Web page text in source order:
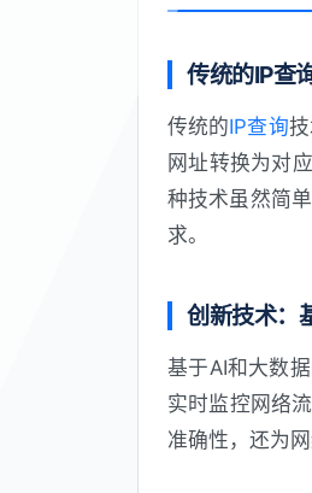
传统的IP查
传统的IP查询
网址转换为对
种技术虽然简
求。
创新技术：
基于AI和大数
实时监控网络
准确性，还为